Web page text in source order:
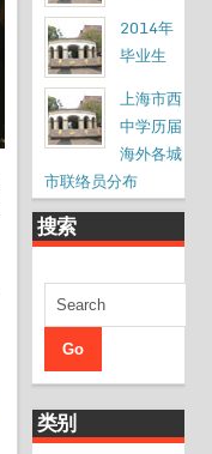
2014年
毕业生
上海市西
中学历届
海外各城
市联络员分布
搜索
类别